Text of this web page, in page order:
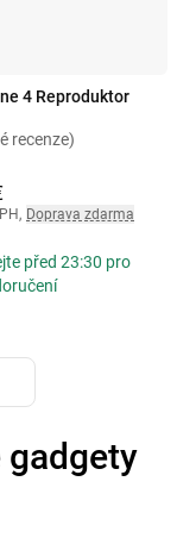
4 Reproduktor
recenze)
, Doprava zdarma
před 23:30 pro
gadgety